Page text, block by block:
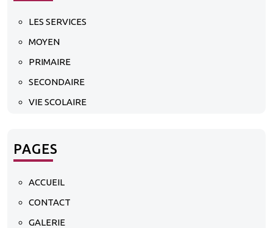
LES SERVICES
MOYEN
PRIMAIRE
SECONDAIRE
VIE SCOLAIRE
PAGES
ACCUEIL
CONTACT
GALERIE